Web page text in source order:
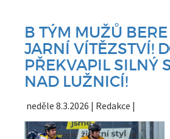
B TÝM MUŽŮ
JARNÍ VÍTĚZSTVÍ!
PŘEKVAPIL SILNÝ
NAD LUŽNICÍ!
neděle 8.3.2026 | Redakce |